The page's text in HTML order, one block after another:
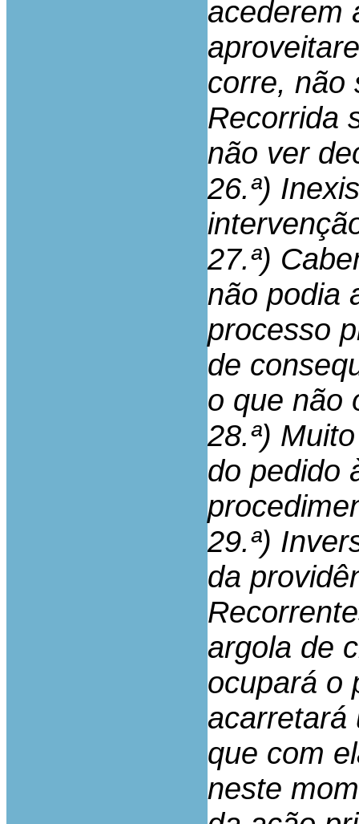
acederem
corre, não
Recorrida
não ver
26.ª)
27.ª)
não podia
processo
de
o que não
28.ª)
do pedido
29.ª)
da
argola de
ocupará o
acarretará
que com
neste